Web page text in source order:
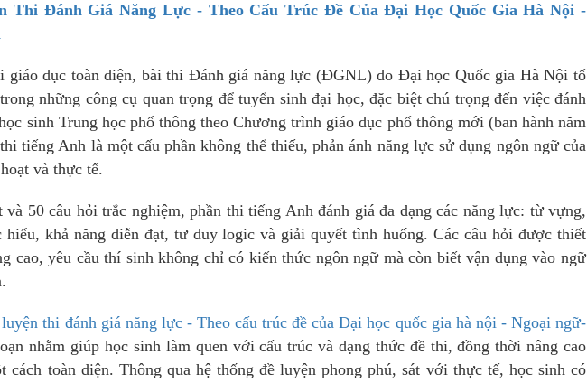
Thi Đánh Giá Năng Lực - Theo Cấu Trúc Đề Của Đại Học Quốc Gia Hà Nội -
giáo dục toàn diện, bài thi Đánh giá năng lực (ĐGNL) do Đại học Quốc gia Hà Nội tổ
những công cụ quan trọng để tuyển sinh đại học, đặc biệt chú trọng đến việc đánh
sinh Trung học phổ thông theo Chương trình giáo dục phổ thông mới (ban hành năm
tiếng Anh là một cấu phần không thể thiếu, phản ánh năng lực sử dụng ngôn ngữ của
và thực tế.
50 câu hỏi trắc nghiệm, phần thi tiếng Anh đánh giá đa dạng các năng lực: từ vựng,
hiểu, khả năng diễn đạt, tư duy logic và giải quyết tình huống. Các câu hỏi được thiết
cao, yêu cầu thí sinh không chỉ có kiến thức ngôn ngữ mà còn biết vận dụng vào ngữ
thi đánh giá năng lực - Theo cấu trúc đề của Đại học quốc gia hà nội - Ngoại ngữ-
nhằm giúp học sinh làm quen với cấu trúc và dạng thức đề thi, đồng thời nâng cao
cách toàn diện. Thông qua hệ thống đề luyện phong phú, sát với thực tế, học sinh có